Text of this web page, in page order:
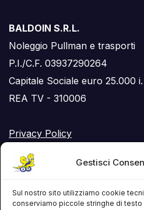
Gestisci
Sul nostro sito utilizziamo cookie
conserviamo piccole stringhe di
BALDOIN S.R.L.
Noleggio Pullman e trasporti
P.I./C.F. 03937290264
Capitale Sociale euro 25.000 i.
REA TV - 310006
Privacy Policy
Cookie Policy (UE)
RSS Feed